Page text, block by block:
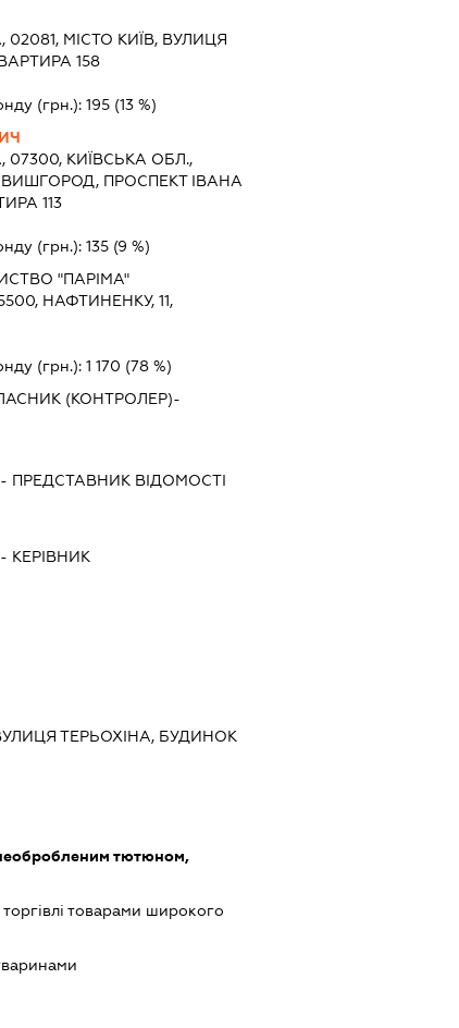
02081, МІСТО КИЇВ, ВУЛИЦЯ
158
(грн.): 195(13 %)
07300, КИЇВСЬКА ОБЛ.,
ПРОСПЕКТ ІВАНА
113
(грн.): 135(9 %)
"ПАРІМА"
НАФТИНЕНКУ, 11,
(грн.): 1 170 (78 %)
(КОНТРОЛЕР)-
- ПРЕДСТАВНИК ВІДОМОСТІ
- КЕРІВНИК
ТЕРЬОХІНА, БУДИНОК
тютюном,
товарами широкого